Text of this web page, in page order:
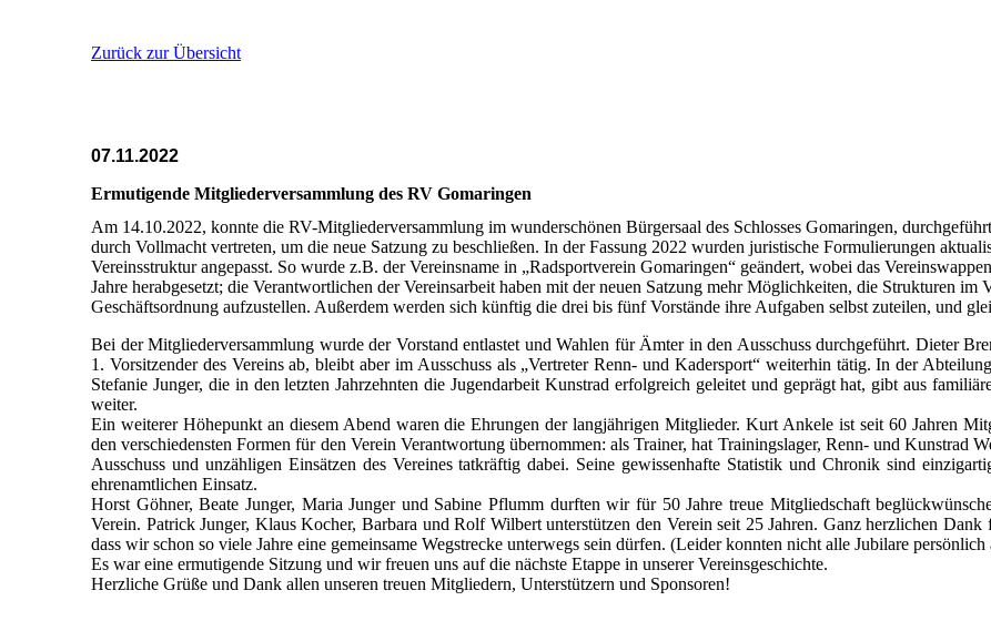
Zurück zur Übersicht
07.11.2022
Ermutigende Mitgliederversammlung des RV Gomaringen
Am 14.10.2022, konnte die RV-Mitgliederversammlung im wunderschönen Bürgersaal des Schlosses Gomaringen,
durch Vollmacht vertreten, um die neue Satzung zu beschließen. In der Fassung 2022 wurden juristische Formulierungen
Vereinsstruktur angepasst. So wurde z.B. der Vereinsname in „Radsportverein Gomaringen“ geändert, wobei das
Jahre herabgesetzt; die Verantwortlichen der Vereinsarbeit haben mit der neuen Satzung mehr Möglichkeiten, die Strukturen im
Geschäftsordnung aufzustellen. Außerdem werden sich künftig die drei bis fünf Vorstände ihre Aufgaben selbst zuteilen, und
Bei der Mitgliederversammlung wurde der Vorstand entlastet und Wahlen für Ämter in den Ausschuss durchgeführt. Dieter
1. Vorsitzender des Vereins ab, bleibt aber im Ausschuss als „Vertreter Renn- und Kadersport“ weiterhin tätig. In der
Stefanie Junger, die in den letzten Jahrzehnten die Jugendarbeit Kunstrad erfolgreich geleitet und geprägt hat, gibt aus
weiter.
Ein weiterer Höhepunkt an diesem Abend waren die Ehrungen der langjährigen Mitglieder. Kurt Ankele ist seit 60 Jahren
den verschiedensten Formen für den Verein Verantwortung übernommen: als Trainer, hat Trainingslager, Renn- und Kunstrad
Ausschuss und unzähligen Einsätzen des Vereines tatkräftig dabei. Seine gewissenhafte Statistik und Chronik sind
ehrenamtlichen Einsatz.
Horst Göhner, Beate Junger, Maria Junger und Sabine Pflumm durften wir für 50 Jahre treue Mitgliedschaft
Verein. Patrick Junger, Klaus Kocher, Barbara und Rolf Wilbert unterstützen den Verein seit 25 Jahren. Ganz herzlichen
dass wir schon so viele Jahre eine gemeinsame Wegstrecke unterwegs sein dürfen. (Leider konnten nicht alle Jubilare persönlich
Es war eine ermutigende Sitzung und wir freuen uns auf die nächste Etappe in unserer Vereinsgeschichte.
Herzliche Grüße und Dank allen unseren treuen Mitgliedern, Unterstützern und Sponsoren!